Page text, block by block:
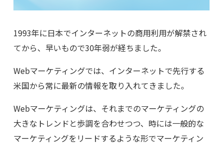
1993年に日本でインターネットの商用利用が解禁され
てから、早いもので30年弱が経ちました。
Webマーケティングでは、インターネットで先行する
米国から常に最新の情報を取り入れてきました。
Webマーケティングは、それまでのマーケティングの
大きなトレンドと歩調を合わせつつ、時には一般的な
マーケティングをリードするような形でマーケティン